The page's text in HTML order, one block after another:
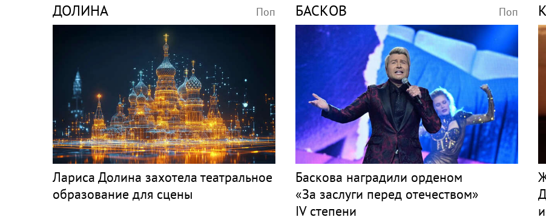
ДОЛИНА Поп
Лариса Долина захотела театральное
образование для сцены
БАСКОВ Поп
Баскова наградили орденом
«За заслуги перед отечеством»
IV степени